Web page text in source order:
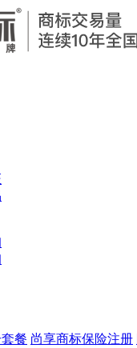
餐 尚享商标保险注册